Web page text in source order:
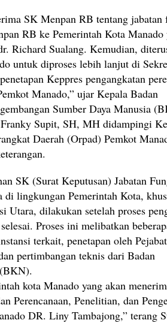
SK Menpan RB tentang jabatan
RB ke Pemerintah Kota Manado
Richard Sualang. Kemudian,
untuk diproses lebih lanjut di
Keppres pengangkatan
Manado,” ujar Kepala Badan
Sumber Daya Manusia
Supit, SH, MH didampingi
Daerah (Orpad) Pemkot
SK (Surat Keputusan) Jabatan
di lingkungan Pemerintah Kota,
Utara, dilakukan setelah proses
Proses ini melibatkan
terkait, penetapan oleh
pertimbangan teknis dari Badan
kota Manado yang akan
Perencanaan, Penelitian, dan
DR. Liny Tambajong,” terang